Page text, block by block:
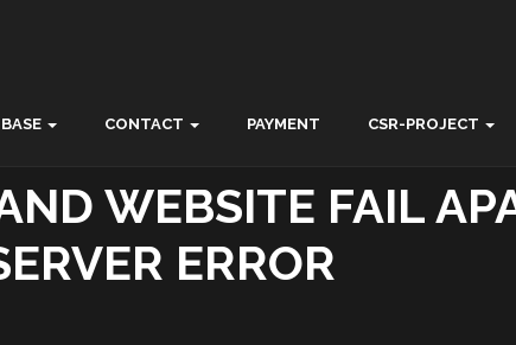
CONTACT PAYMENT CSR-PROJECT
WEBSITE FAIL
ERROR